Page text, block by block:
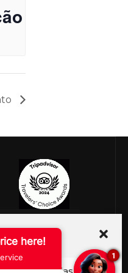
preferências
here!
1